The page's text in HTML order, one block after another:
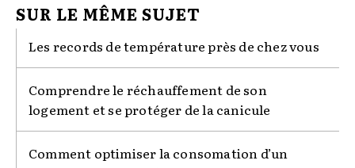
SUR LE MÊME SUJET
Les records de température près de chez vous
Comprendre le réchauffement de son
logement et se protéger de la canicule
Comment optimiser la consomation d’un